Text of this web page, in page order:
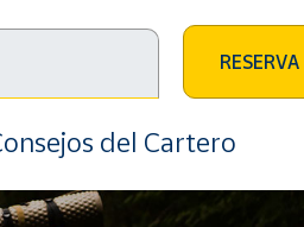
RESERVA
del Cartero